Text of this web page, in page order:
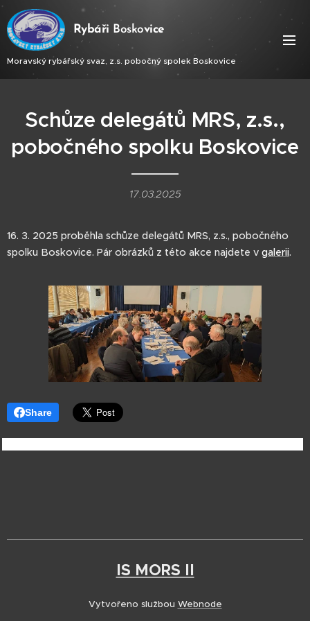
Rybáři Boskovice
Moravský rybářský svaz, z.s. pobočný spolek Boskovice
Schůze delegátů MRS, z.s.,
pobočného spolku Boskovice
17.03.2025
16. 3. 2025 proběhla schůze delegátů MRS, z.s., pobočného
spolku Boskovice. Pár obrázků z této akce najdete v galerii.
Share
IS MORS II
Vytvořeno službou Webnode